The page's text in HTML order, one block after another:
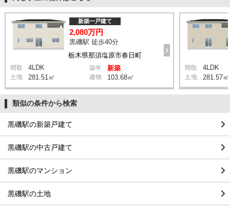
栃木県那須塩原市春日町
新築一戸建て
2,080万円
黒磯駅 徒歩40分
間取 4LDK 築年 新築
土地 281.51㎡ 建物 103.68㎡
間取 4LDK
土地 281.57㎡
類似の条件から検索
黒磯駅の新築戸建て
黒磯駅の中古戸建て
黒磯駅のマンション
黒磯駅の土地